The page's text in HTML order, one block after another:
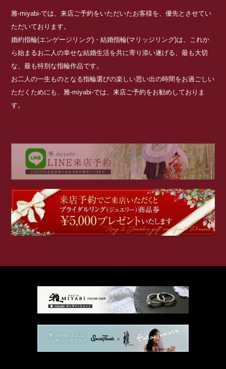
雅-miyabi-では、来店ご予約をいただいたお客様を、優先とさせてい
ただいております。
婚約指輪(エンゲージリング)・結婚指輪(マリッジリング)は、これか
ら始まるお二人の幸せな結婚生活を共に寄り添い遂げる、最も大切
な、最も特別な指輪作品です。
お二人の一生ものとなる指輪選びの楽しい思い出の時間をお過ごしい
ただくためにも、雅-miyabi-では、来店ご予約をお勧めしておりま
す。